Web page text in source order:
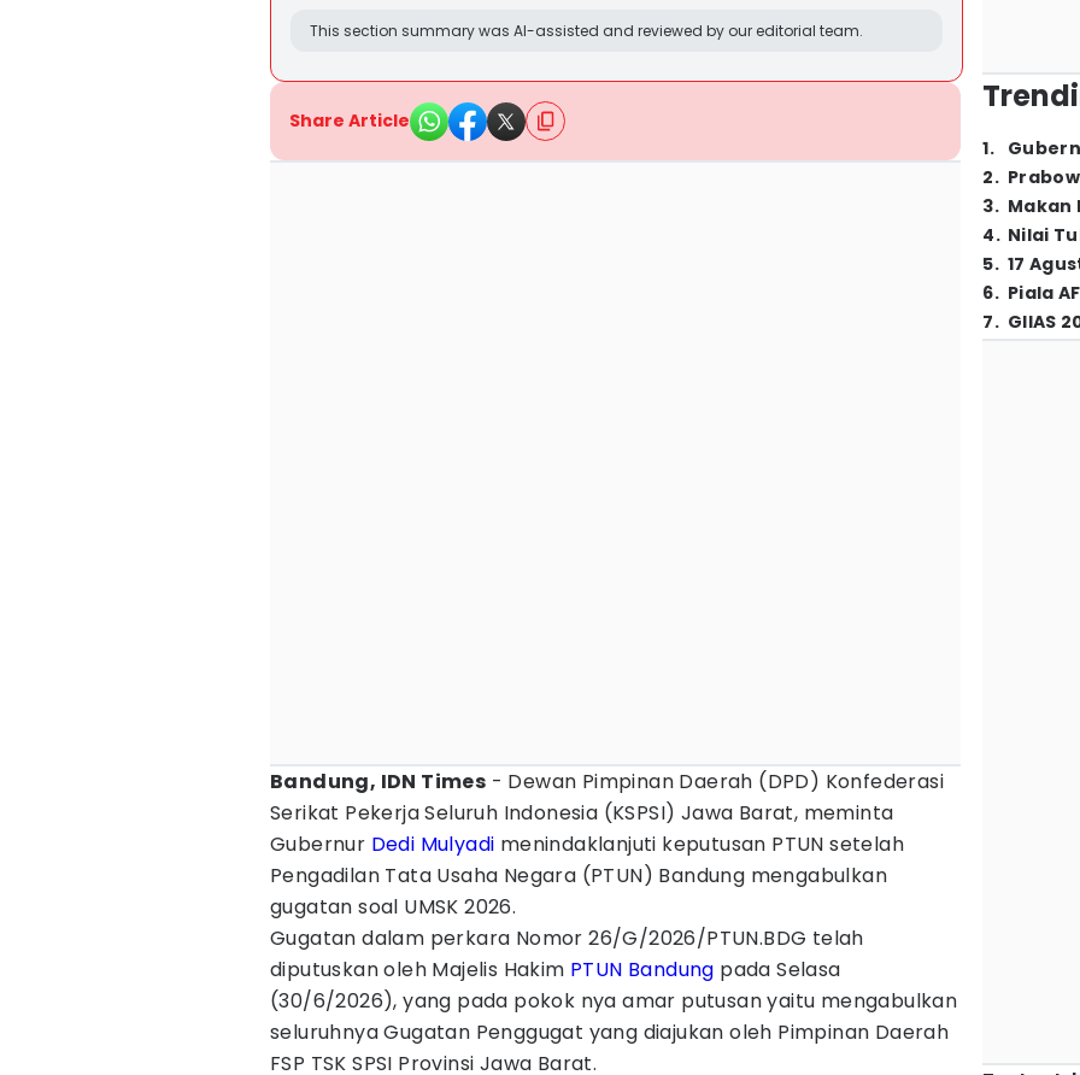
This section summary was AI-assisted and reviewed by our editorial team.
Share Article
Bandung, IDN Times - Dewan Pimpinan Daerah (DPD) Konfederasi
Serikat Pekerja Seluruh Indonesia (KSPSI) Jawa Barat, meminta
Gubernur Dedi Mulyadi menindaklanjuti keputusan PTUN setelah
Pengadilan Tata Usaha Negara (PTUN) Bandung mengabulkan
gugatan soal UMSK 2026.
Gugatan dalam perkara Nomor 26/G/2026/PTUN.BDG telah
diputuskan oleh Majelis Hakim PTUN Bandung pada Selasa
(30/6/2026), yang pada pokok nya amar putusan yaitu mengabulkan
seluruhnya Gugatan Penggugat yang diajukan oleh Pimpinan Daerah
FSP TSK SPSI Provinsi Jawa Barat.
1.
2.
3. Makan
4. Nilai
5. 17
6. Piala
7. GIIAS